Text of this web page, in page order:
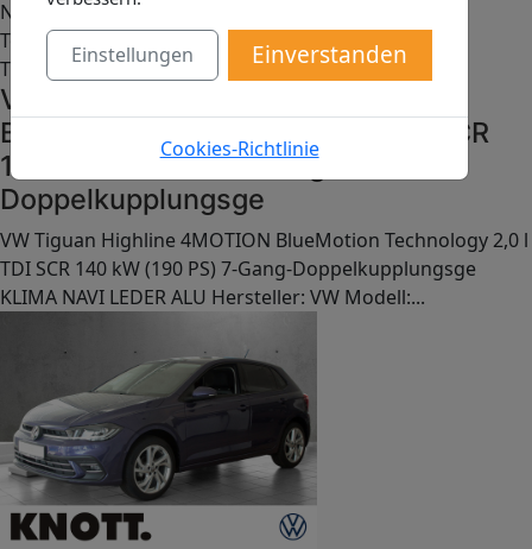
Neu
Top
Tipp
VW Tiguan Highline 4MOTION
BlueMotion Technology 2,0 l TDI SCR
140 kW (190 PS) 7-Gang-
Doppelkupplungsge
VW Tiguan Highline 4MOTION BlueMotion Technology 2,0 l
TDI SCR 140 kW (190 PS) 7-Gang-Doppelkupplungsge
KLIMA NAVI LEDER ALU Hersteller: VW Modell:...
Einstellungen Einverstanden
Cookies-Richtlinie